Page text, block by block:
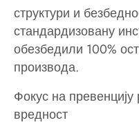
структури и
стандардизовану
обезбедили 100%
производа.
Фокус на превенцију
вредност